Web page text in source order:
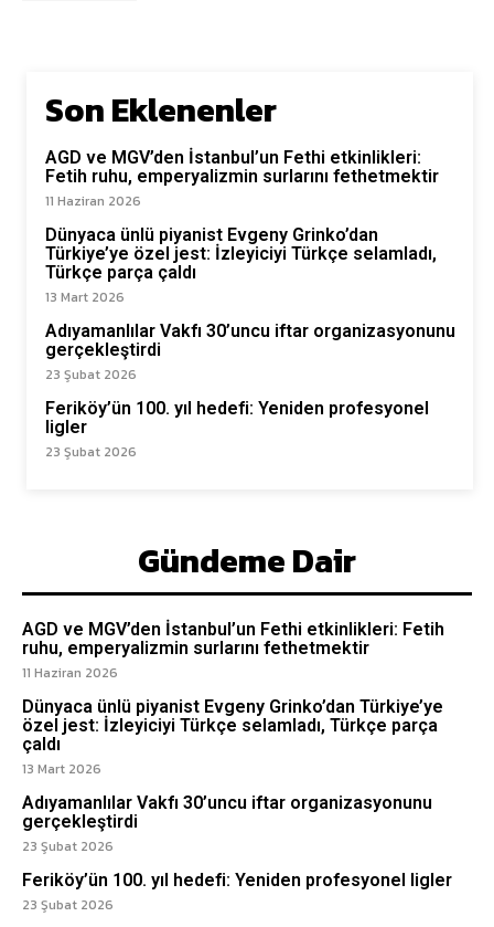
Son Eklenenler
AGD ve MGV’den İstanbul’un Fethi etkinlikleri:
Fetih ruhu, emperyalizmin surlarını fethetmektir
11 Haziran 2026
Dünyaca ünlü piyanist Evgeny Grinko’dan
Türkiye’ye özel jest: İzleyiciyi Türkçe selamladı,
Türkçe parça çaldı
13 Mart 2026
Adıyamanlılar Vakfı 30’uncu iftar organizasyonunu
gerçekleştirdi
23 Şubat 2026
Feriköy’ün 100. yıl hedefi: Yeniden profesyonel
ligler
23 Şubat 2026
Gündeme Dair
AGD ve MGV’den İstanbul’un Fethi etkinlikleri: Fetih
ruhu, emperyalizmin surlarını fethetmektir
11 Haziran 2026
Dünyaca ünlü piyanist Evgeny Grinko’dan Türkiye’ye
özel jest: İzleyiciyi Türkçe selamladı, Türkçe parça
çaldı
13 Mart 2026
Adıyamanlılar Vakfı 30’uncu iftar organizasyonunu
gerçekleştirdi
23 Şubat 2026
Feriköy’ün 100. yıl hedefi: Yeniden profesyonel ligler
23 Şubat 2026